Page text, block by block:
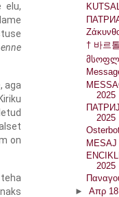
elu,
enne
aga
on
† 바르
2025
2025
MESAJ
2025
► Απρ 18